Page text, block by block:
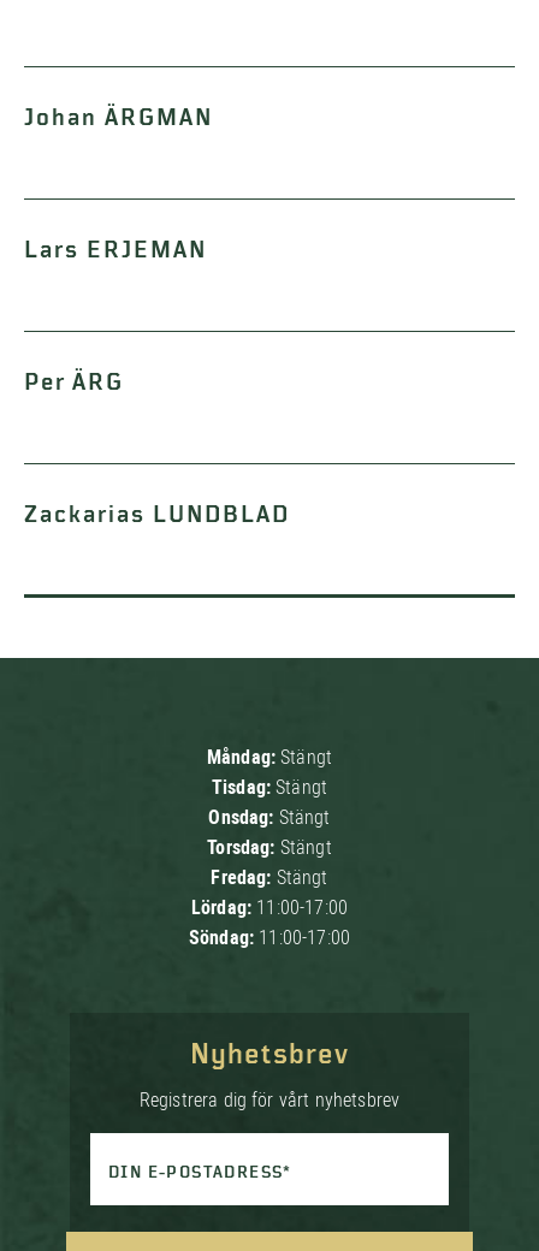
Johan ÄRGMAN
Lars ERJEMAN
Per ÄRG
Zackarias LUNDBLAD
Måndag:Stängt
Tisdag:Stängt
Onsdag: Stängt
Torsdag: Stängt
Fredag: Stängt
Lördag: 11:00-17:00
Söndag: 11:00-17:00
Nyhetsbrev
Registrera dig för vårt nyhetsbrev
DIN E-POSTADRESS*